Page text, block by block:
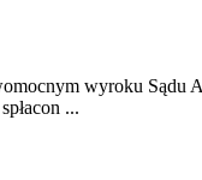
wyroku Sądu
...